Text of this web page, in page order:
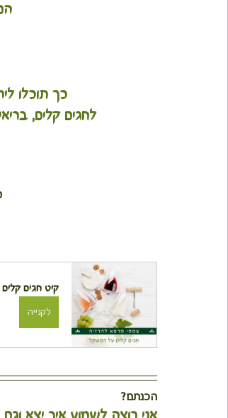
כך תוכלו
לחגים קלים,
קיט חגים
לקנייה
הכנתם?